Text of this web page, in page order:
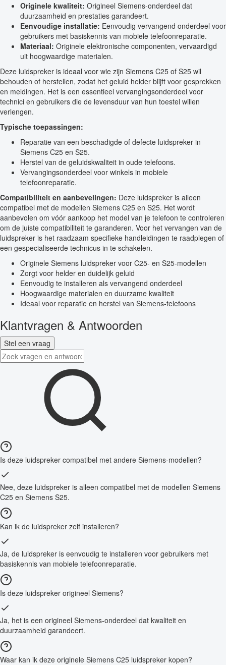
Originele kwaliteit: Origineel Siemens-onderdeel dat
duurzaamheid en prestaties garandeert.
Eenvoudige installatie: Eenvoudig vervangend onderdeel voor
gebruikers met basiskennis van mobiele telefoonreparatie.
Materiaal: Originele elektronische componenten, vervaardigd
uit hoogwaardige materialen.
Deze luidspreker is ideaal voor wie zijn Siemens C25 of S25 wil
behouden of herstellen, zodat het geluid helder blijft voor gesprekken
en meldingen. Het is een essentieel vervangingsonderdeel voor
technici en gebruikers die de levensduur van hun toestel willen
verlengen.
Typische toepassingen:
Reparatie van een beschadigde of defecte luidspreker in
Siemens C25 en S25.
Herstel van de geluidskwaliteit in oude telefoons.
Vervangingsonderdeel voor winkels in mobiele
telefoonreparatie.
Compatibiliteit en aanbevelingen: Deze luidspreker is alleen
compatibel met de modellen Siemens C25 en S25. Het wordt
aanbevolen om vóór aankoop het model van je telefoon te controleren
om de juiste compatibiliteit te garanderen. Voor het vervangen van de
luidspreker is het raadzaam specifieke handleidingen te raadplegen of
een gespecialiseerde technicus in te schakelen.
Originele Siemens luidspreker voor C25- en S25-modellen
Zorgt voor helder en duidelijk geluid
Eenvoudig te installeren als vervangend onderdeel
Hoogwaardige materialen en duurzame kwaliteit
Ideaal voor reparatie en herstel van Siemens-telefoons
Klantvragen & Antwoorden
Stel een vraag
Is deze luidspreker compatibel met andere Siemens-modellen?
Nee, deze luidspreker is alleen compatibel met de modellen Siemens
C25 en Siemens S25.
Kan ik de luidspreker zelf installeren?
Ja, de luidspreker is eenvoudig te installeren voor gebruikers met
basiskennis van mobiele telefoonreparatie.
Is deze luidspreker origineel Siemens?
Ja, het is een origineel Siemens-onderdeel dat kwaliteit en
duurzaamheid garandeert.
Waar kan ik deze originele Siemens C25 luidspreker kopen?